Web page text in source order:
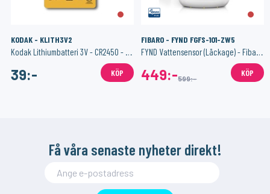
KODAK - KLITH3V2
Kodak Lithiumbatteri 3V - CR2450 - 2-pack
39:- KÖP
FIBARO - FYND FGFS-101-ZW5
FYND Vattensensor (Läckage) - Fibaro Flood Sensor
449:-599:-
KÖP
Få våra senaste nyheter direkt!